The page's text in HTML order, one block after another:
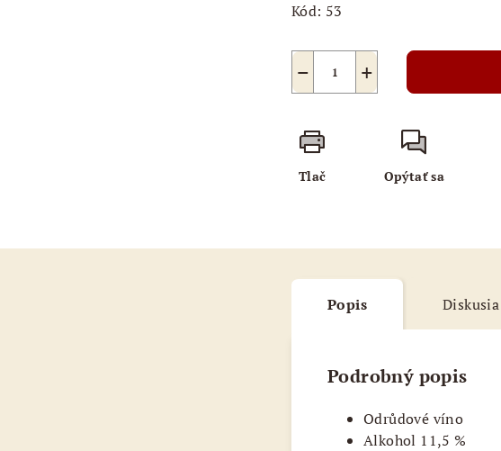
Kód: 53
+
−
Tlač Opýtať sa
Popis Diskusia
Podrobný popis
Odrůdové víno
Alkohol 11,5 %